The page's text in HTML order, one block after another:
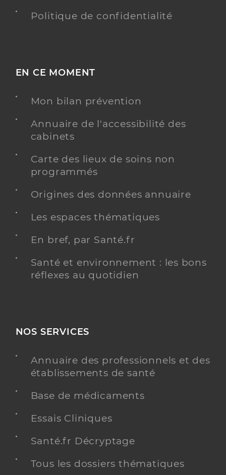
Politique de confidentialité
EN CE MOMENT
Mon bilan prévention
Annuaire de l'accessibilité des
cabinets
Carte des lieux de soins non
programmés
Origines des données annuaire
Les espaces thématiques
En bref, par Santé.fr
Santé et environnement : les bons
réflexes au quotidien
NOS SERVICES
Annuaire des professionnels et des
établissements de santé
Base de médicaments
Essais Cliniques
Santé.fr Décryptage
Tous les dossiers thématiques